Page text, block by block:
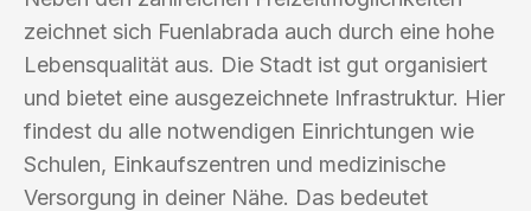
zeichnet sich Fuenlabrada auch durch eine hohe
Lebensqualität aus. Die Stadt ist gut organisiert
und bietet eine ausgezeichnete Infrastruktur. Hier
findest du alle notwendigen Einrichtungen wie
Schulen, Einkaufszentren und medizinische
Versorgung in deiner Nähe. Das bedeutet